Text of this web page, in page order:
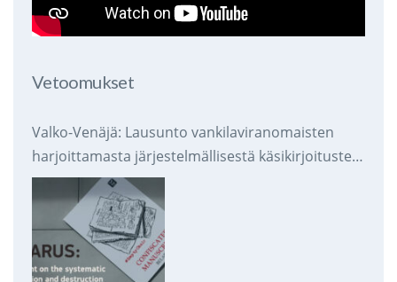
Vetoomukset
Valko-Venäjä: Lausunto vankilaviranomaisten
harjoittamasta järjestelmällisestä käsikirjoitusten
takavarikoinnista ja tuhoamisesta